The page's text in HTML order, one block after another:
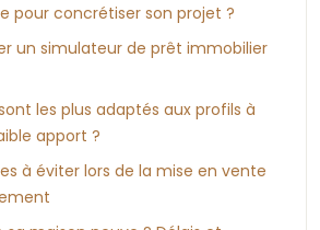
pour concrétiser son projet ?
un simulateur de prêt immobilier
les plus adaptés aux profils à
apport ?
à éviter lors de la mise en vente